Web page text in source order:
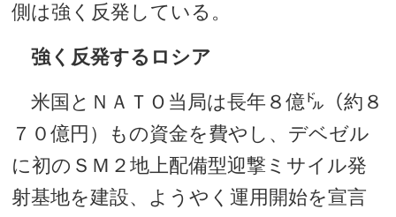
側は強く反発している。
強く反発するロシア
米国とＮＡＴＯ当局は長年８億㌦（約８
７０億円）もの資金を費やし、デベゼル
に初のＳＭ２地上配備型迎撃ミサイル発
射基地を建設、ようやく運用開始を宣言